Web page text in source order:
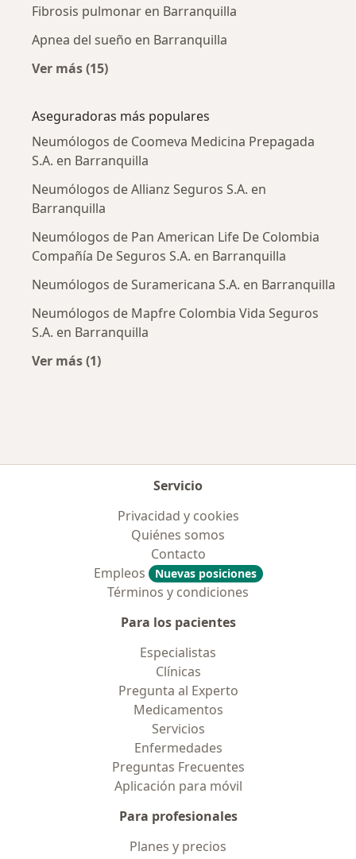
Fibrosis pulmonar en Barranquilla
Apnea del sueño en Barranquilla
Ver más (15)
Aseguradoras más populares
Neumólogos de Coomeva Medicina Prepagada
S.A. en Barranquilla
Neumólogos de Allianz Seguros S.A. en
Barranquilla
Neumólogos de Pan American Life De Colombia
Compañía De Seguros S.A. en Barranquilla
Neumólogos de Suramericana S.A. en Barranquilla
Neumólogos de Mapfre Colombia Vida Seguros
S.A. en Barranquilla
Ver más (1)
Servicio
Privacidad y cookies
Quiénes somos
Contacto
Empleos
Nuevas posiciones
Términos y condiciones
Para los pacientes
Especialistas
Clínicas
Pregunta al Experto
Medicamentos
Servicios
Enfermedades
Preguntas Frecuentes
Aplicación para móvil
Para profesionales
Planes y precios